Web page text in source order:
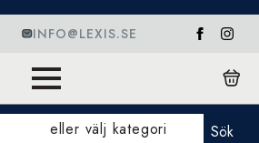
INFO@LEXIS.SE
eller välj kategori Sök